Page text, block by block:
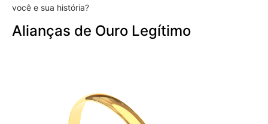
você e sua história?
Alianças de Ouro Legítimo